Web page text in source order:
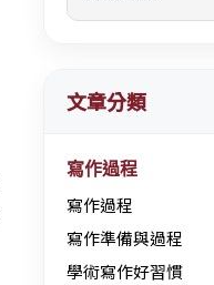
文章分類
寫作過程
寫作過程
寫作準備與過程
學術寫作好習慣